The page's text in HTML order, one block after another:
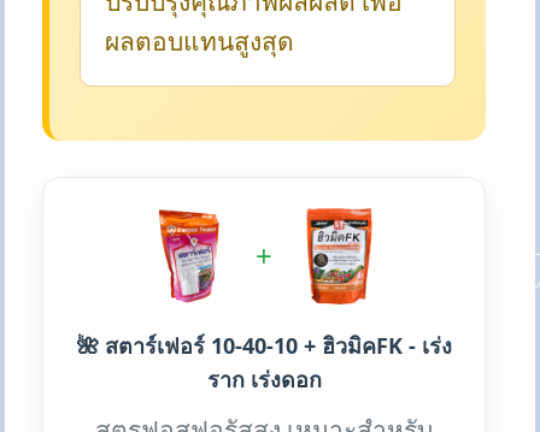
ผลตอบแทนสูงสุด
+
🌺 สตาร์เฟอร์ 10-40-10 + ฮิวมิคFK - เร่ง
ราก เร่งดอก